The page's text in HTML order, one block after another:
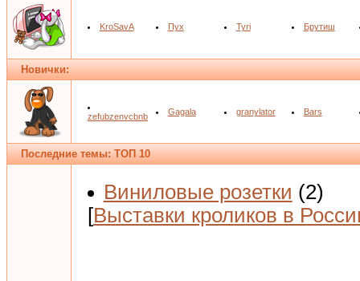
KroSavA Пух Tyri Брутиш
Новички:
zefubzenvcbnb Gagala granylator Bars
Последние темы: ТОП 10
Виниловые розетки (2)
[Выставки кроликов в